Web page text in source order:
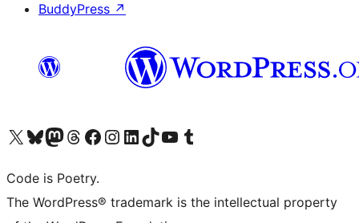
BuddyPress ↗
ຢ້ຽມຊົມບັນຊີ X (ຊື່ເກົ່າ Twitter) ຂອງພວກເຮົາຢ້ຽມຊົມບັນຊີ Bluesky ຂອງພວກເຮົາຢ້ຽມຊົມບັນຊີ Mastodon ຂອງພວກເຮົາຢ້ຽມຊົມບັນຊີ Threads ຂອງພວກເຮົາຢ້ຽມຊົມໜ້າ Facebook ຂອງພວກເຮົາຢ້ຽມຊົມບັນຊີ Instagram ຂອງພວກເຮົາຢ້ຽມຊົມບັນຊີ LinkedIn ຂອງພວກເຮົາຢ້ຽມຊົມບັນຊີ TikTok ຂອງພວກເຮົາຢ້ຽມຊົມຊ່ອງ YouTube ຂອງພວກເຮົາຢ້ຽມຊົມບັນຊີ Tumblr ຂອງພວກເຮົາ
Code is Poetry.
The WordPress® trademark is the intellectual property